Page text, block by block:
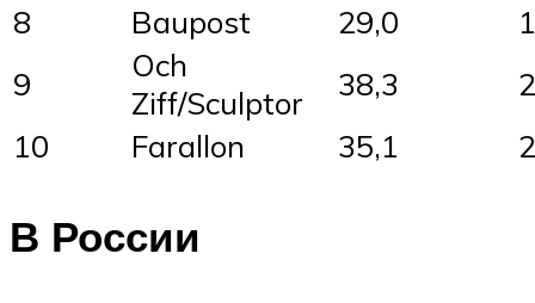
8
Baupost 29,0
9
Och
Ziff/Sculptor
38,3
10
Farallon 35,1
В России